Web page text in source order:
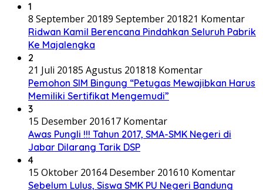
1
8 September 20189 September 201821 Komentar
Ridwan Kamil Berencana Pindahkan Seluruh Pabrik
Ke Majalengka
2
21 Juli 20185 Agustus 201818 Komentar
Pemohon SIM Bingung “Petugas Mewajibkan Harus
Memiliki Sertifikat Mengemudi”
3
15 Desember 201617 Komentar
Awas Pungli !!! Tahun 2017, SMA-SMK Negeri di
Jabar Dilarang Tarik DSP
4
15 Oktober 20164 Desember 201610 Komentar
Sebelum Lulus, Siswa SMK PU Negeri Bandung